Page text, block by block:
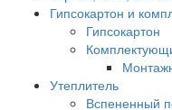
Гипсокартон и
Гипсокартон
Утеплитель
Вспененный